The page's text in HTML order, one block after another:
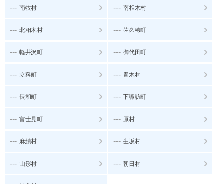
--- 南牧村 --- 南相木村
--- 北相木村 --- 佐久穂町
--- 軽井沢町 --- 御代田町
--- 立科町 --- 青木村
--- 長和町 --- 下諏訪町
--- 富士見町 --- 原村
--- 麻績村 --- 生坂村
--- 山形村 --- 朝日村